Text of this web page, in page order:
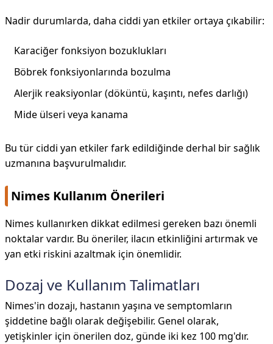
Nadir durumlarda, daha ciddi yan etkiler ortaya çıkabilir:
Karaciğer fonksiyon bozuklukları
Böbrek fonksiyonlarında bozulma
Alerjik reaksiyonlar (döküntü, kaşıntı, nefes darlığı)
Mide ülseri veya kanama
Bu tür ciddi yan etkiler fark edildiğinde derhal bir sağlık
uzmanına başvurulmalıdır.
Nimes Kullanım Önerileri
Nimes kullanırken dikkat edilmesi gereken bazı önemli
noktalar vardır. Bu öneriler, ilacın etkinliğini artırmak ve
yan etki riskini azaltmak için önemlidir.
Dozaj ve Kullanım Talimatları
Nimes'in dozajı, hastanın yaşına ve semptomların
şiddetine bağlı olarak değişebilir. Genel olarak,
yetişkinler için önerilen doz, günde iki kez 100 mg'dır.